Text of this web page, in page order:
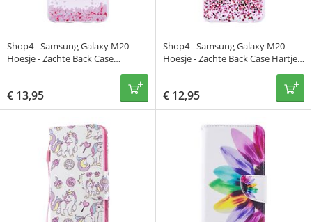
Shop4 - Samsung Galaxy M20
Hoesje - Zachte Back Case
€ 13,95
Shop4 - Samsung Galaxy M20
Hoesje - Zachte Back Case Hartjes
€ 12,95